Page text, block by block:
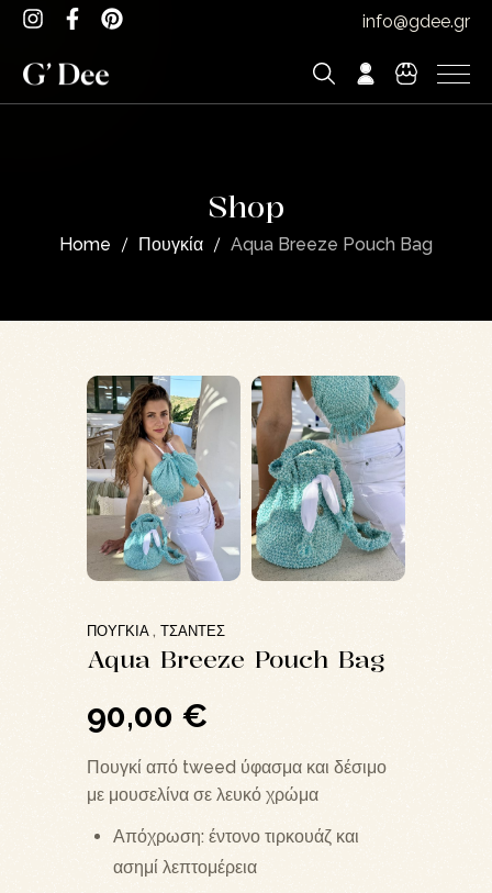
info@gdee.gr
Shop
Home Πουγκία Aqua Breeze Pouch Bag
ΠΟΥΓΚΊΑ, ΤΣΆΝΤΕΣ
Aqua Breeze Pouch Bag
90,00 €
Πουγκί από tweed ύφασμα και δέσιμο
με μουσελίνα σε λευκό χρώμα
Απόχρωση: έντονο τιρκουάζ και
ασημί λεπτομέρεια